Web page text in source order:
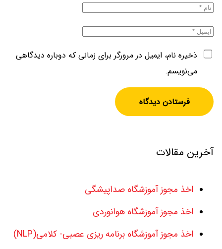
ذخیره نام، ایمیل در مرورگر برای زمانی که دوباره دیدگاهی
می‌نویسم.
آخرین مقالات
اخذ مجوز آموزشگاه صداپیشگی
اخذ مجوز آموزشگاه هوانوردی
اخذ مجوز آموزشگاه برنامه ریزی عصبی- کلامی(NLP)